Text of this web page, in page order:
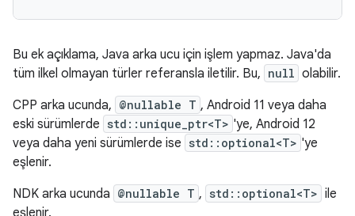
Bu ek açıklama, Java arka ucu için işlem yapmaz. Java'da
tüm ilkel olmayan türler referansla iletilir. Bu, null olabilir.
CPP arka ucunda, @nullable T , Android 11 veya daha
eski sürümlerde std::unique_ptr<T> 'ye, Android 12
veya daha yeni sürümlerde ise std::optional<T> 'ye
eşlenir.
NDK arka ucunda @nullable T , std::optional<T> ile
eşlenir.